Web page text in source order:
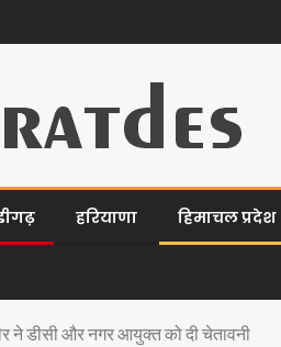
हरियाणा हिमाचल प्रदेश
ने डीसी और नगर आयुक्त को दी चेतावनी